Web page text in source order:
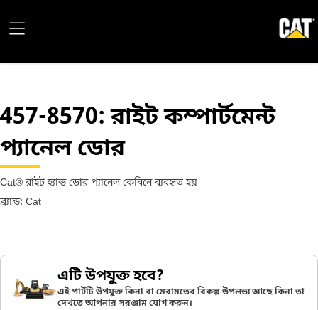
457-8570: রাইট কম্পার্টমেন্ট
প্যানেল ডোর
Cat® রাইট হ্যান্ড ডোর প্যানেল কেবিনে ব্যবহৃত হয়
ব্র্যান্ড: Cat
এটি উপযুক্ত হবে?
এই পার্টটি উপযুক্ত কিনা বা মেরামতের বিকল্প উপলভ্য আছে কিনা তা
দেখতে আপনার সরঞ্জাম যোগ করুন।